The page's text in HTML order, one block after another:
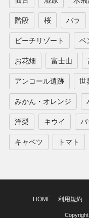
階段 桜 バラ
ビーチリゾート ベ
お花畑 富士山
アンコール遺跡 世
みかん・オレンジ
洋梨 キウイ バ
キャベツ トマト
HOME 利用規約